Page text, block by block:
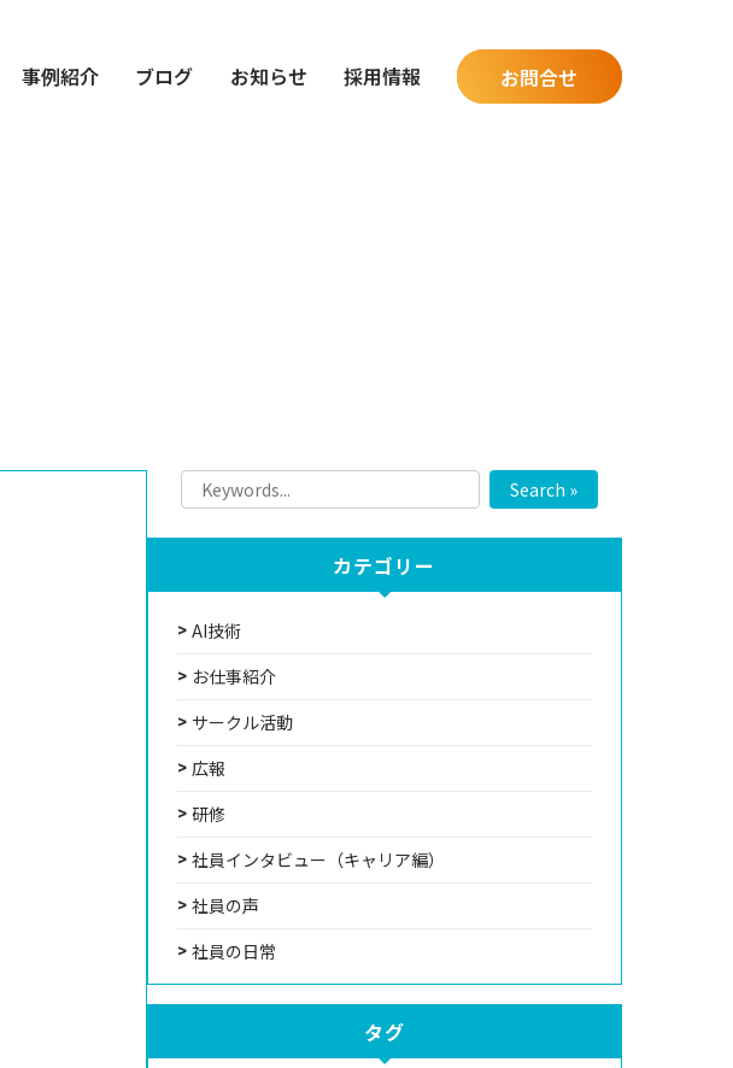
事例紹介 ブログ お知らせ 採用情報 お問合せ
Search »
カテゴリー
AI技術
お仕事紹介
サークル活動
広報
研修
社員インタビュー（キャリア編）
社員の声
社員の日常
タグ